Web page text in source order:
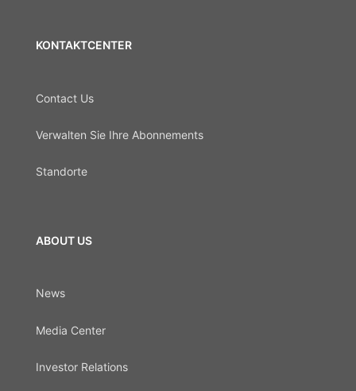
KONTAKTCENTER
Contact Us
Verwalten Sie Ihre Abonnements
Standorte
ABOUT US
News
Media Center
Investor Relations